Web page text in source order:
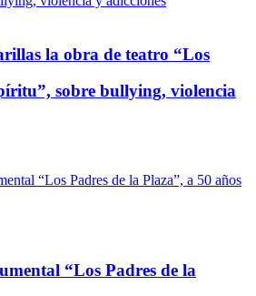
la obra de teatro “Los
sobre bullying, violencia
“Los Padres de la